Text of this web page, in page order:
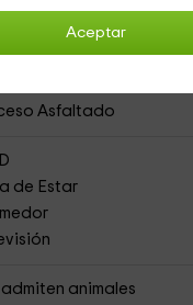
Aceptar
Asfaltado
de Estar
admiten animales